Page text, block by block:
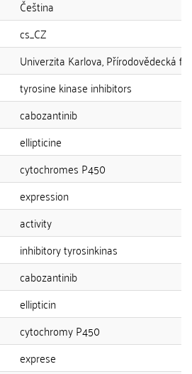
Čeština
cs_CZ
Univerzita Karlova, Přírodovědecká
tyrosine kinase inhibitors
cabozantinib
ellipticine
cytochromes P450
expression
activity
inhibitory tyrosinkinas
cabozantinib
ellipticin
cytochromy P450
exprese